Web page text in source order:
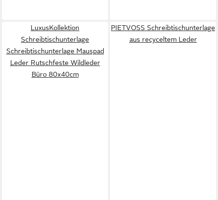
LuxusKollektion
Schreibtischunterlage
Schreibtischunterlage Mauspad
Leder Rutschfeste Wildleder
Büro 80x40cm
PIETVOSS Schreibtischunterlage
aus recyceltem Leder